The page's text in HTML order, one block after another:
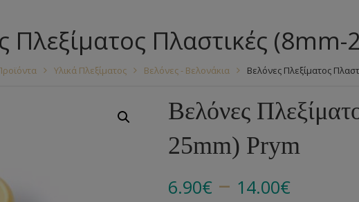
Κουμπώματα
Μεταλλικά Εξαρτήματα
Νήματα
Αξεσουάρ
Βαμβακερές Κρόσια
Φυτίλια- Κορδόνια
Διάφορες Τρέσες
Ξύλινα
Πουκαμίσου
Στρας
Μεταλλικά
Πλεξίματος Πλαστικές
Υλικά Πλεξίματος Βελόνες - Βελονάκια Βελόνες Πλεξίματος
Βελόνες
25mm) Prym
6.90€ – 14.00€